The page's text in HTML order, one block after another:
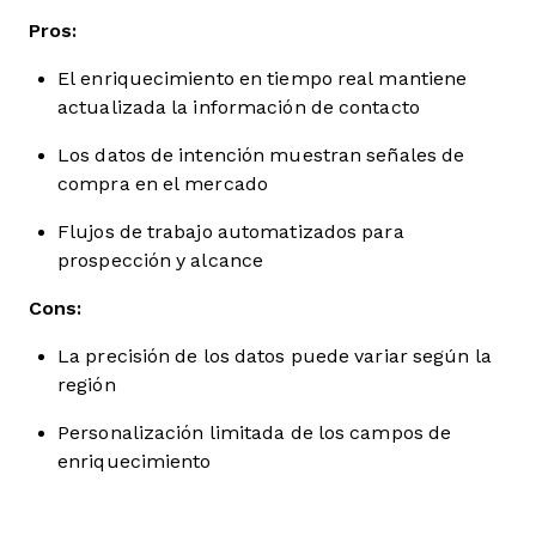
Pros:
El enriquecimiento en tiempo real mantiene
actualizada la información de contacto
Los datos de intención muestran señales de
compra en el mercado
Flujos de trabajo automatizados para
prospección y alcance
Cons:
La precisión de los datos puede variar según la
región
Personalización limitada de los campos de
enriquecimiento